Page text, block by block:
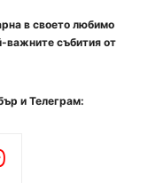
в своето любимо
важните събития от
и Телеграм: